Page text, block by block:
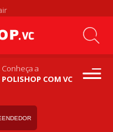
Conheça a
POLISHOP COM VC